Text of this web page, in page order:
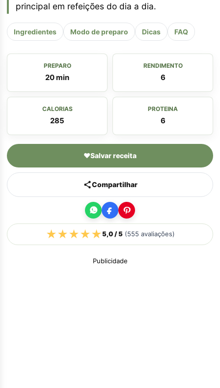
principal em refeições do dia a dia.
Ingredientes Modo de preparo Dicas FAQ
PREPARO
20 min
RENDIMENTO
6
CALORIAS
285
PROTEINA
6
♥Salvar receita
Compartilhar
★★★★★5,0/ 5(555 avaliações)
Publicidade